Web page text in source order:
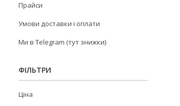
Прайси
Умови доставки і оплати
Ми в Telegram (тут знижки)
ФІЛЬТРИ
Ціна